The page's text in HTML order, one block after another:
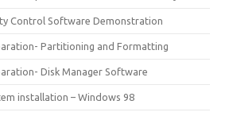
Control Software Demonstration
Partitioning and Formatting
Disk Manager Software
installation – Windows 98